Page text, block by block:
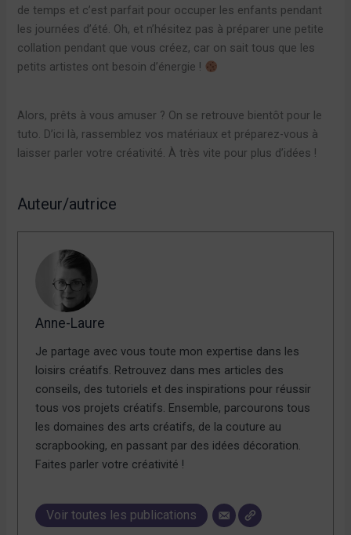
de temps et c’est parfait pour occuper les enfants pendant
les journées d’été. Oh, et n’hésitez pas à préparer une petite
collation pendant que vous créez, car on sait tous que les
petits artistes ont besoin d’énergie !
Alors, prêts à vous amuser ? On se retrouve bientôt pour le
tuto. D’ici là, rassemblez vos matériaux et préparez-vous à
laisser parler votre créativité. À très vite pour plus d’idées !
Auteur/autrice
Anne-Laure
Je partage avec vous toute mon expertise dans les
loisirs créatifs. Retrouvez dans mes articles des
conseils, des tutoriels et des inspirations pour réussir
tous vos projets créatifs. Ensemble, parcourons tous
les domaines des arts créatifs, de la couture au
scrapbooking, en passant par des idées décoration.
Faites parler votre créativité !
Voir toutes les publications